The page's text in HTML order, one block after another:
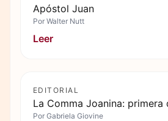
Apóstol Juan
Por Walter Nutt
Leer
EDITORIAL
La Comma Joanina: primera
Por Gabriela Giovine